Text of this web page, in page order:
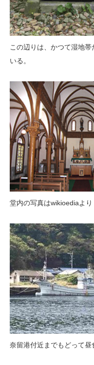
この辺りは、かつて湿地
いる。
堂内の写真はwikioediaより
奈留港付近までもどって昼